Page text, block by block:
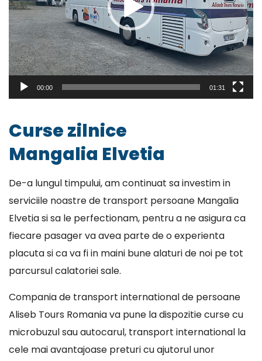
00:00 01:31
Curse zilnice
Mangalia Elvetia
De-a lungul timpului, am continuat sa investim in
serviciile noastre de transport persoane Mangalia
Elvetia si sa le perfectionam, pentru a ne asigura ca
fiecare pasager va avea parte de o experienta
placuta si ca va fi in maini bune alaturi de noi pe tot
parcursul calatoriei sale.
Compania de transport international de persoane
Aliseb Tours Romania va pune la dispozitie curse cu
microbuzul sau autocarul, transport international la
cele mai avantajoase preturi cu ajutorul unor